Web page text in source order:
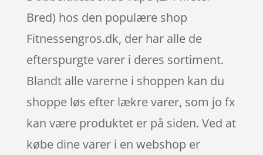
Bred) hos den populære shop
Fitnessengros.dk, der har alle de
efterspurgte varer i deres sortiment.
Blandt alle varerne i shoppen kan du
shoppe løs efter lækre varer, som jo fx
kan være produktet er på siden. Ved at
købe dine varer i en webshop er